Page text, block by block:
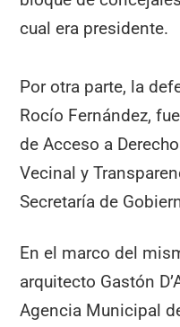
cual era presidente.
Por otra parte, la
Rocío Fernández,
de Acceso a
Vecinal y
Secretaría de
En el marco del
arquitecto Gastón
Agencia Municipal